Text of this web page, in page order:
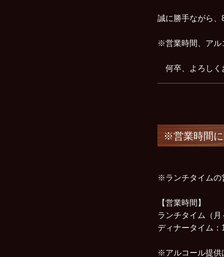
誠に勝手ながら
※営業時間、アル
何卒、よろし
※営業時間
※ランチタイムの
【営業時間】
ランチタイム（
ディナータイム
※アルコール提供